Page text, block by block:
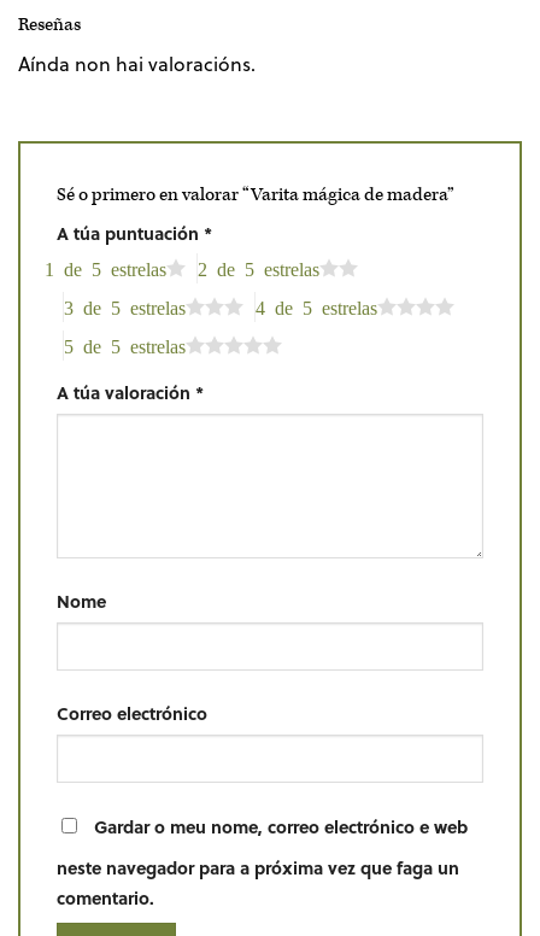
Reseñas
Aínda non hai valoracións.
Sé o primero en valorar “Varita mágica de madera”
A túa puntuación *
1 de 5 estrelas
2 de 5 estrelas
3 de 5 estrelas
4 de 5 estrelas
5 de 5 estrelas
A túa valoración *
Nome
Correo electrónico
Gardar o meu nome, correo electrónico e web
neste navegador para a próxima vez que faga un
comentario.